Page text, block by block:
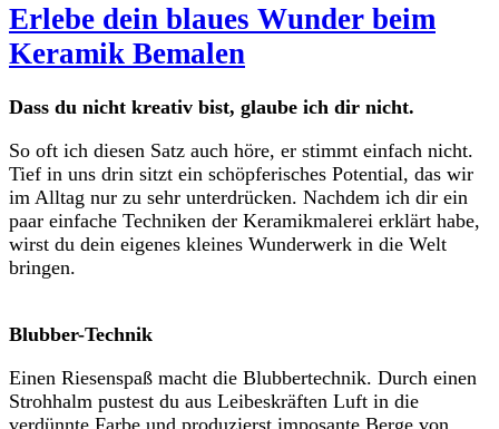
Erlebe dein blaues Wunder beim
Keramik Bemalen
Dass du nicht kreativ bist, glaube ich dir nicht.
So oft ich diesen Satz auch höre, er stimmt einfach nicht.
Tief in uns drin sitzt ein schöpferisches Potential, das wir
im Alltag nur zu sehr unterdrücken. Nachdem ich dir ein
paar einfache Techniken der Keramikmalerei erklärt habe,
wirst du dein eigenes kleines Wunderwerk in die Welt
bringen.
Blubber-Technik
Einen Riesenspaß macht die Blubbertechnik. Durch einen
Strohhalm pustest du aus Leibeskräften Luft in die